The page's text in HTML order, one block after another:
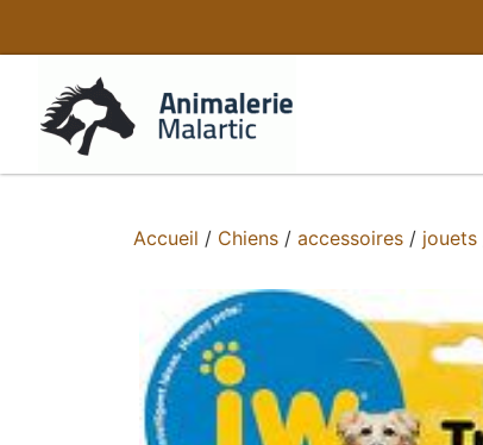
Accueil / Chiens / accessoires / jouets